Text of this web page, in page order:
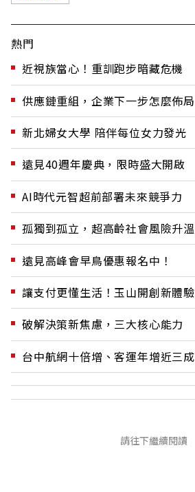
熱門
近視族當心！重訓跑步暗藏危機
供應鏈重組，企業下一步怎麼佈局
新北婦女大學 陪伴每位女力發光
遠見40週年慶典，限時盛大開啟
AI時代元智超前部署未來競爭力
孤獨到孤立，超高齡社會風險升溫
遠見高峰會早鳥優惠報名中！
讓支付更懂生活！玉山開創新體驗
破解決策新焦慮，三大核心能力
台中航網十倍增、客運年增近三成
請往下繼續閱讀